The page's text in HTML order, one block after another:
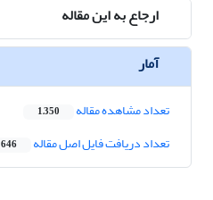
ارجاع به این مقاله
آمار
تعداد مشاهده مقاله 1,350
تعداد دریافت فایل اصل مقاله 646